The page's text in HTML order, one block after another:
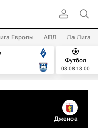
Европы АПЛ Ла Лига
Футбол
08.08 18:00
Дженоа